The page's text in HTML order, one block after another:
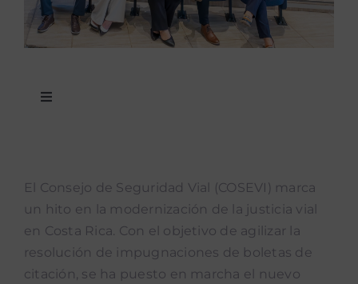
Toggle
Noticias mUEve
Boletin Accion Municipal
El Consejo de Seguridad Vial (COSEVI) marca
un hito en la modernización de la justicia vial
en Costa Rica. Con el objetivo de agilizar la
resolución de impugnaciones de boletas de
citación, se ha puesto en marcha el nuevo